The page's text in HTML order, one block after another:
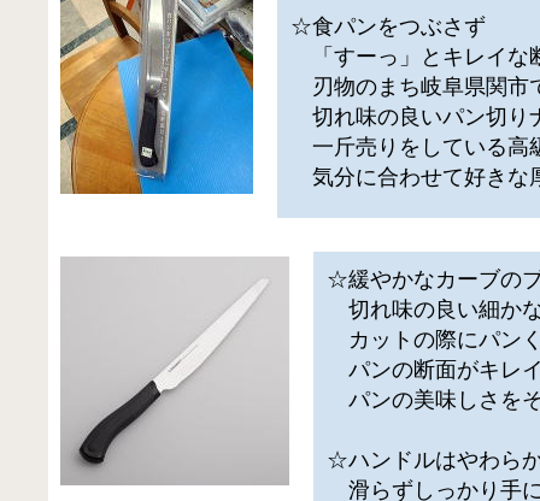
☆食パンをつぶさず
「すーっ」とキレイな
刃物のまち岐阜県関市
切れ味の良いパン切り
一斤売りをしている高
気分に合わせて好きな
☆緩やかなカーブの
切れ味の良い細か
カットの際にパン
パンの断面がキレ
パンの美味しさを
☆ハンドルはやわら
滑らずしっかり手